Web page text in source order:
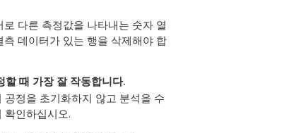
다른 측정값을 나타내는 숫자 열
데이터가 있는 행을 삭제해야 합
때 가장 잘 작동합니다.
정을 초기화하지 않고 분석을 수
확인하십시오.